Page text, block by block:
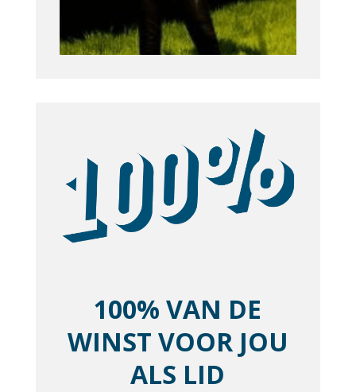
100% VAN DE
WINST VOOR JOU
ALS LID